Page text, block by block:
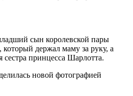
сын королевской пары
держал маму за руку, а
сестра принцесса Шарлотта.